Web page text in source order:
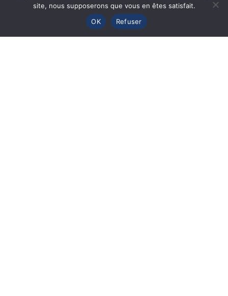
site, nous supposerons que vous en êtes satisfait.
OK
Refuser